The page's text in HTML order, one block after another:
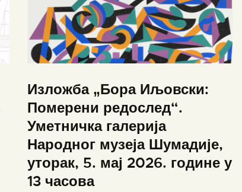
Изложба „Бора Иљовски:
Померени редослед“.
Уметничка галерија
Народног музеја Шумадије,
уторак, 5. мај 2026. године у
13 часова